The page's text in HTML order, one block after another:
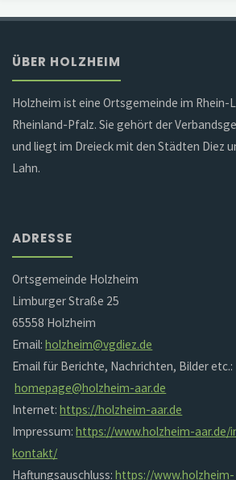
ÜBER HOLZHEIM
Holzheim ist eine Ortsgemeinde im Rhein-
Rheinland-Pfalz. Sie gehört der
und liegt im Dreieck mit den Städten Diez
Lahn.
ADRESSE
Ortsgemeinde Holzheim
Limburger Straße 25
65558 Holzheim
Email:holzheim@vgdiez.de
Email für Berichte, Nachrichten, Bilder etc.:
homepage@holzheim-aar.de
Internet:https://holzheim-aar.de
Impressum:https://www.holzheim-aar.de/
kontakt/
Haftungsauschluss:https://www.holzheim-